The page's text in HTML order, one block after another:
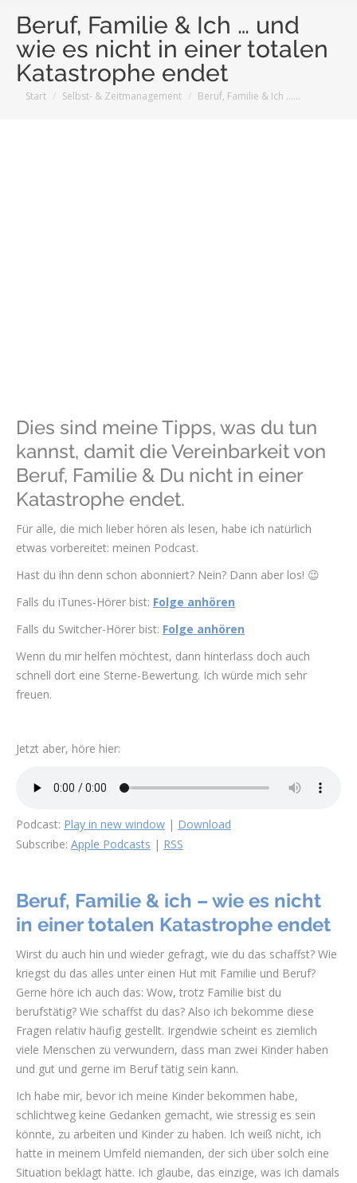
Beruf, Familie & Ich … und
wie es nicht in einer totalen
Katastrophe endet
Sie befinden sich hier:
Start Selbst- & Zeitmanagement Beruf, Familie & Ich ……
Dies sind meine Tipps, was du tun
kannst, damit die Vereinbarkeit von
Beruf, Familie & Du nicht in einer
Katastrophe endet.
Für alle, die mich lieber hören als lesen, habe ich natürlich
etwas vorbereitet: meinen Podcast.
Hast du ihn denn schon abonniert? Nein? Dann aber los! 😉
Falls du iTunes-Hörer bist: Folge anhören
Falls du Switcher-Hörer bist: Folge anhören
Wenn du mir helfen möchtest, dann hinterlass doch auch
schnell dort eine Sterne-Bewertung. Ich würde mich sehr
freuen.
Jetzt aber, höre hier:
Podcast: Play in new window | Download
Subscribe: Apple Podcasts | RSS
Beruf, Familie & ich – wie es nicht
in einer totalen Katastrophe endet
Wirst du auch hin und wieder gefragt, wie du das schaffst? Wie
kriegst du das alles unter einen Hut mit Familie und Beruf?
Gerne höre ich auch das: Wow, trotz Familie bist du
berufstätig? Wie schaffst du das? Also ich bekomme diese
Fragen relativ häufig gestellt. Irgendwie scheint es ziemlich
viele Menschen zu verwundern, dass man zwei Kinder haben
und gut und gerne im Beruf tätig sein kann.
Ich habe mir, bevor ich meine Kinder bekommen habe,
schlichtweg keine Gedanken gemacht, wie stressig es sein
könnte, zu arbeiten und Kinder zu haben. Ich weiß nicht, ich
hatte in meinem Umfeld niemanden, der sich über solch eine
Situation beklagt hätte. Ich glaube, das einzige, was ich damals